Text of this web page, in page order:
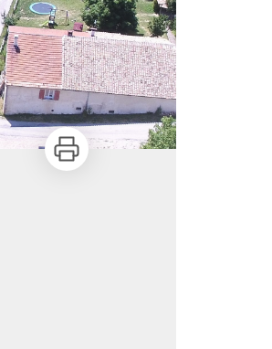
Imprimer